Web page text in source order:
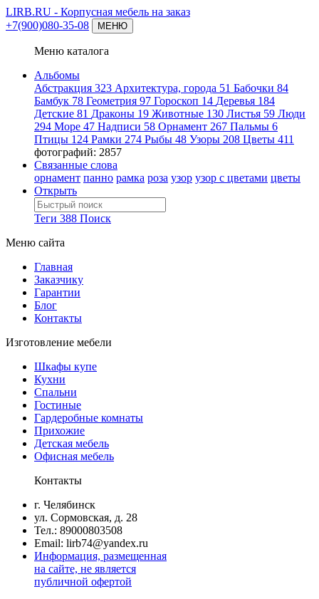
LIRB.RU - Корпусная мебель на заказ
+7(900)080-35-08
МЕНЮ
Меню каталога
Альбомы
Абстракция 323 Архитектура, города 51 Бабочки 84
Бамбук 78 Геометрия 97 Гороскоп 14 Деревья 184
Детские 81 Драконы 19 Животные 130 Листья 59 Люди
294 Море 47 Надписи 58 Орнамент 267 Пальмы 6
Птицы 124 Рамки 274 Рыбы 48 Узоры 208 Цветы 411
фотографий: 2857
Связанные слова
орнамент панно рамка роза узор узор с цветами цветы
Открыть
Теги 388 Поиск
Меню сайта
Главная
Заказчику
Гарантии
Блог
Контакты
Изготовление мебели
Шкафы купе
Кухни
Спальни
Гостиные
Гардеробные комнаты
Прихожие
Детская мебель
Офисная мебель
Контакты
г. Челябинск
ул. Сормовская, д. 28
Тел.: 89000803508
Email: lirb74@yandex.ru
Информация, размещенная
на сайте, не является
публичной офертой